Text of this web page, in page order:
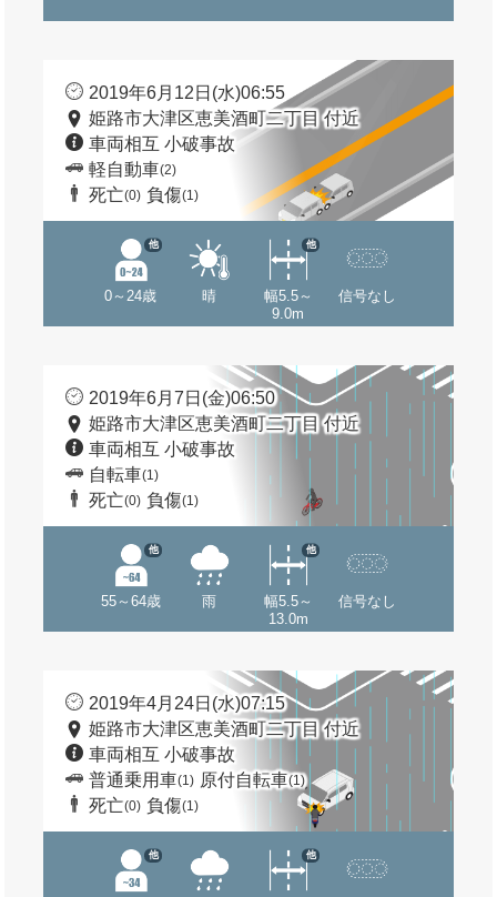
2019年6月12日(水)06:55
姫路市大津区恵美酒町二丁目 付近
車両相互 小破事故
軽自動車(2)
死亡(0) 負傷(1)
0～24歳
他
晴
幅5.5～
9.0m
他
信号なし
2019年6月7日(金)06:50
姫路市大津区恵美酒町二丁目 付近
車両相互 小破事故
自転車(1)
死亡(0) 負傷(1)
55～64歳
他
雨
幅5.5～
13.0m
他
信号なし
2019年4月24日(水)07:15
姫路市大津区恵美酒町二丁目 付近
車両相互 小破事故
普通乗用車(1) 原付自転車(1)
死亡(0) 負傷(1)
他 他